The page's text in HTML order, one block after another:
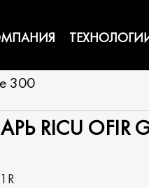
300
RICU OFIR